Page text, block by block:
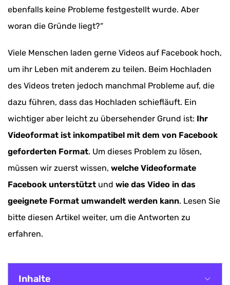
ebenfalls keine Probleme festgestellt wurde. Aber
woran die Gründe liegt?“
Viele Menschen laden gerne Videos auf Facebook hoch,
um ihr Leben mit anderem zu teilen. Beim Hochladen
des Videos treten jedoch manchmal Probleme auf, die
dazu führen, dass das Hochladen schiefläuft. Ein
wichtiger aber leicht zu übersehender Grund ist: Ihr
Videoformat ist inkompatibel mit dem von Facebook
geforderten Format. Um dieses Problem zu lösen,
müssen wir zuerst wissen, welche Videoformate
Facebook unterstützt und wie das Video in das
geeignete Format umwandelt werden kann. Lesen Sie
bitte diesen Artikel weiter, um die Antworten zu
erfahren.
Inhalte